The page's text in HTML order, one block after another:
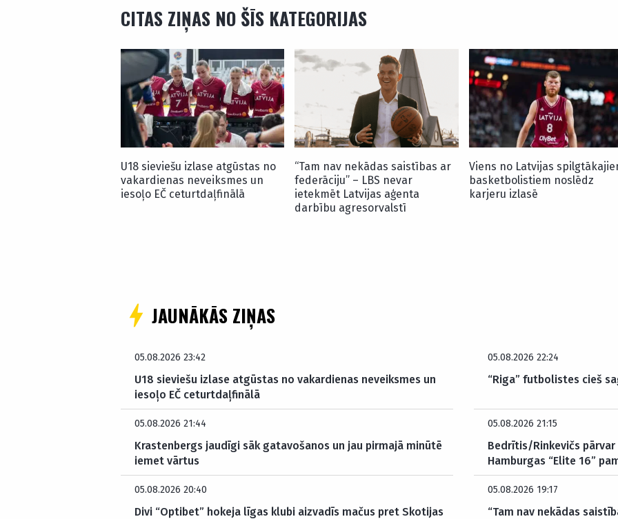
CITAS ZIŅAS NO ŠĪS KATEGORIJAS
U18 sieviešu izlase atgūstas no
vakardienas neveiksmes un
iesoļo EČ ceturtdaļfinālā
“Tam nav nekādas saistības ar
federāciju” – LBS nevar
ietekmēt Latvijas aģenta
darbību agresorvalstī
Viens no Latvijas
basketbolistiem noslēdz
karjeru izlasē
JAUNĀKĀS ZIŅAS
05.08.2026 23:42
U18 sieviešu izlase atgūstas no vakardienas neveiksmes un
iesoļo EČ ceturtdaļfinālā
05.08.2026 22:24
“Riga” futbolistes cieš
05.08.2026 21:44
Krastenbergs jaudīgi sāk gatavošanos un jau pirmajā minūtē
iemet vārtus
05.08.2026 21:15
Bedrītis/Rinkevičs
Hamburgas “Elite 16”
05.08.2026 20:40
Divi “Optibet” hokeja līgas klubi aizvadīs mačus pret Skotijas
05.08.2026 19:17
“Tam nav nekādas